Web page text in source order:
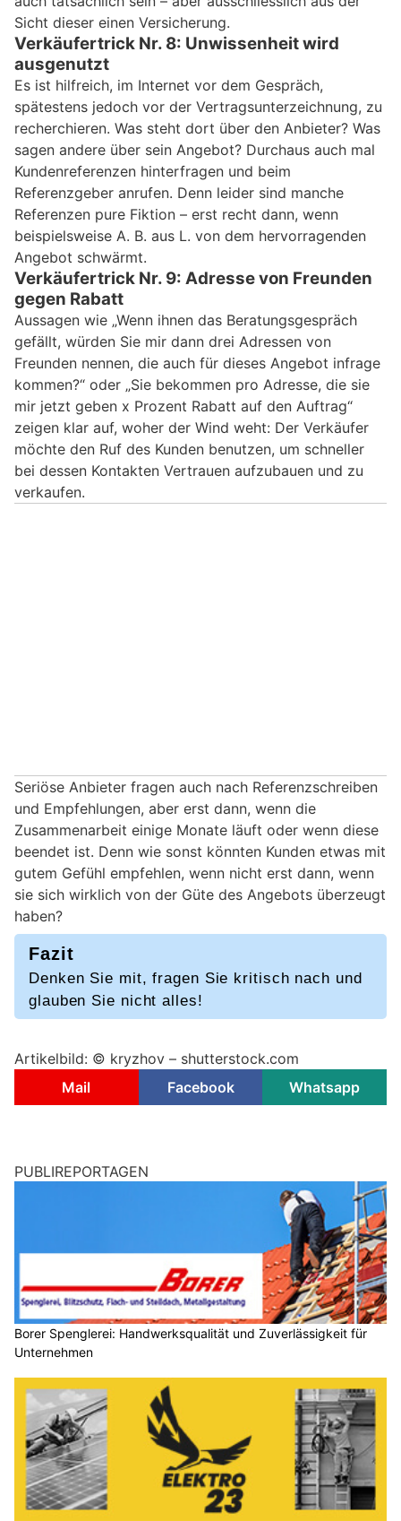
Sicht dieser einen Versicherung.
Verkäufertrick Nr. 8: Unwissenheit wird
ausgenutzt
Es ist hilfreich, im Internet vor dem Gespräch,
spätestens jedoch vor der Vertragsunterzeichnung, zu
recherchieren. Was steht dort über den Anbieter? Was
sagen andere über sein Angebot? Durchaus auch mal
Kundenreferenzen hinterfragen und beim
Referenzgeber anrufen. Denn leider sind manche
Referenzen pure Fiktion – erst recht dann, wenn
beispielsweise A. B. aus L. von dem hervorragenden
Angebot schwärmt.
Verkäufertrick Nr. 9: Adresse von Freunden
gegen Rabatt
Aussagen wie „Wenn ihnen das Beratungsgespräch
gefällt, würden Sie mir dann drei Adressen von
Freunden nennen, die auch für dieses Angebot infrage
kommen?“ oder „Sie bekommen pro Adresse, die sie
mir jetzt geben x Prozent Rabatt auf den Auftrag“
zeigen klar auf, woher der Wind weht: Der Verkäufer
möchte den Ruf des Kunden benutzen, um schneller
bei dessen Kontakten Vertrauen aufzubauen und zu
verkaufen.
Seriöse Anbieter fragen auch nach Referenzschreiben
und Empfehlungen, aber erst dann, wenn die
Zusammenarbeit einige Monate läuft oder wenn diese
beendet ist. Denn wie sonst könnten Kunden etwas mit
gutem Gefühl empfehlen, wenn nicht erst dann, wenn
sie sich wirklich von der Güte des Angebots überzeugt
haben?
Fazit
Denken Sie mit, fragen Sie kritisch nach und
glauben Sie nicht alles!
Artikelbild: © kryzhov – shutterstock.com
Mail
Facebook Whatsapp
PUBLIREPORTAGEN
Borer Spenglerei: Handwerksqualität und Zuverlässigkeit für
Unternehmen